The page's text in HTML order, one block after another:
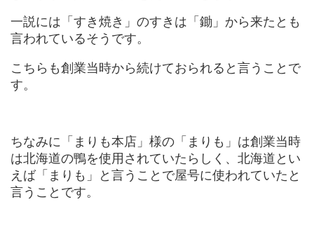
一説には「すき焼き」のすきは「鋤」から来たとも
言われているそうです。
こちらも創業当時から続けておられると言うことで
す。
ちなみに「まりも本店」様の「まりも」は創業当時
は北海道の鴨を使用されていたらしく、北海道とい
えば「まりも」と言うことで屋号に使われていたと
言うことです。